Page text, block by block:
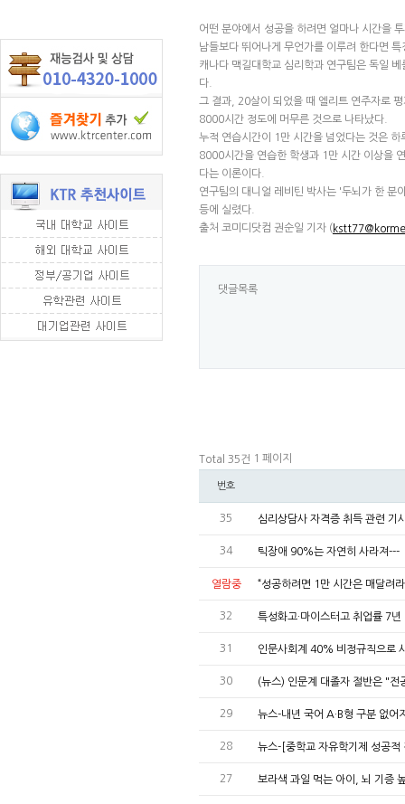
어떤 분야에서 성공을 하려면 얼마나 시간을
남들보다 뛰어나게 무언가를 이루려 한다면
캐나다 맥길대학교 심리학과 연구팀은 독일
다.
그 결과, 20살이 되었을 때 엘리트 연주자로
8000시간 정도에 머무른 것으로 나타났다.
누적 연습시간이 1만 시간을 넘었다는 것은
8000시간을 연습한 학생과 1만 시간 이상을
다는 이론이다.
연구팀의 대니얼 레비틴 박사는 '두뇌가 한 분
등에 실렸다.
출처 코미디닷컴 권순일 기자 (
댓글목록
Total 35건 1 페이지
번호
35 심리상담사 자격증 취득 관련 기
34 틱장애 90%는 자연히 사라져---
열람중 “성공하려면 1만 시간은 매달려
32 특성화고·마이스터고 취업률 7
31 인문사회계 40% 비정규직으로
30 (뉴스) 인문계 대졸자 절반은 "전
29 뉴스-내년 국어 A·B형 구분 없
28 뉴스-[중학교 자유학기제 성공
27 보라색 과일 먹는 아이, 뇌 기증